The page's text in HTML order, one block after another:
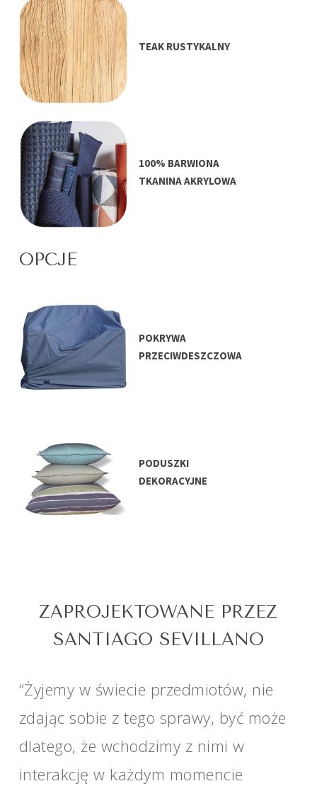
TEAK RUSTYKALNY
100% BARWIONA
TKANINA AKRYLOWA
OPCJE
POKRYWA
PRZECIWDESZCZOWA
PODUSZKI
DEKORACYJNE
ZAPROJEKTOWANE PRZEZ
SANTIAGO SEVILLANO
“Żyjemy w świecie przedmiotów, nie
zdając sobie z tego sprawy, być może
dlatego, że wchodzimy z nimi w
interakcję w każdym momencie